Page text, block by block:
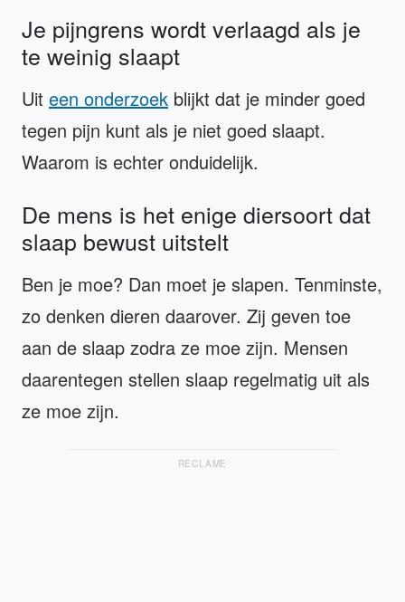
Je pijngrens wordt verlaagd als je
te weinig slaapt
Uit een onderzoek blijkt dat je minder goed
tegen pijn kunt als je niet goed slaapt.
Waarom is echter onduidelijk.
De mens is het enige diersoort dat
slaap bewust uitstelt
Ben je moe? Dan moet je slapen. Tenminste,
zo denken dieren daarover. Zij geven toe
aan de slaap zodra ze moe zijn. Mensen
daarentegen stellen slaap regelmatig uit als
ze moe zijn.
RECLAME